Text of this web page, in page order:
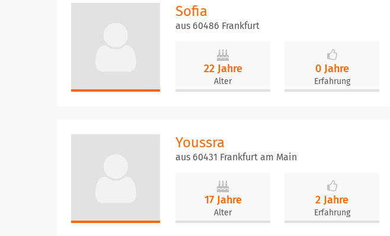
Sofia
aus 60486 Frankfurt
22 Jahre
Alter
0 Jahre
Erfahrung
Youssra
aus 60431 Frankfurt am Main
17 Jahre
Alter
2 Jahre
Erfahrung